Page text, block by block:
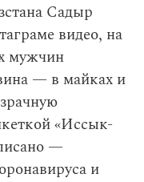
Садыр
видео, на
мужчин
— в майках и
«Иссык-
—
и